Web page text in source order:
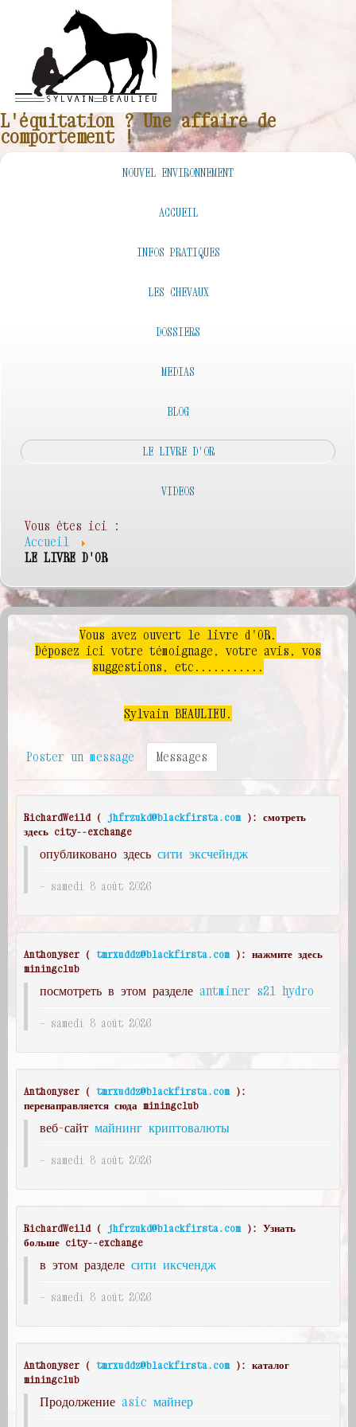
L'équitation ? Une affaire de
comportement !
NOUVEL ENVIRONNEMENT
ACCUEIL
INFOS PRATIQUES
LES CHEVAUX
DOSSIERS
MEDIAS
BLOG
LE LIVRE D'OR
VIDEOS
Vous êtes ici :
Accueil
LE LIVRE D'OR
Vous avez ouvert le livre d'OR.
Déposez ici votre témoignage, votre avis, vos
suggestions, etc...........
Sylvain BEAULIEU.
Poster un message Messages
RichardWeild ( jhfrzukd@blackfirsta.com ): смотреть
здесь city--exchange
опубликовано здесь сити эксчейндж
samedi 8 août 2026
Anthonyser ( tmrxuddz@blackfirsta.com ): нажмите здесь
miningclub
посмотреть в этом разделе antminer s21 hydro
samedi 8 août 2026
Anthonyser ( tmrxuddz@blackfirsta.com ):
перенаправляется сюда miningclub
веб-сайт майнинг криптовалюты
samedi 8 août 2026
RichardWeild ( jhfrzukd@blackfirsta.com ): Узнать
больше city--exchange
в этом разделе сити иксчендж
samedi 8 août 2026
Anthonyser ( tmrxuddz@blackfirsta.com ): каталог
miningclub
Продолжение asic майнер